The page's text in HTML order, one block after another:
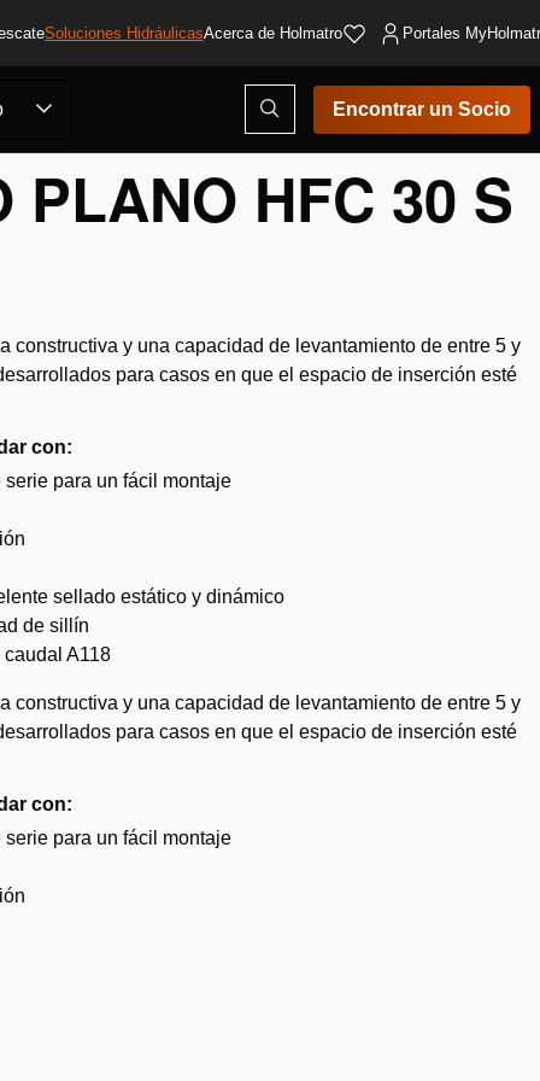
Soluciones HidráulicasAcerca de Holmatro Portales
Abrir
ventana
modal
de
Encontrar un Socio
PLANO HFC 30 S
constructiva y una capacidad de levantamiento de entre 5 y
para casos en que el espacio de inserción esté
con:
para un fácil montaje
sellado estático y dinámico
de sillín
A118
constructiva y una capacidad de levantamiento de entre 5 y
para casos en que el espacio de inserción esté
con:
para un fácil montaje